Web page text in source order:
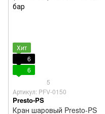
Хит
6
6
5
Артикул: PFV-0150
Presto-PS
Кран шаровый Presto-PS